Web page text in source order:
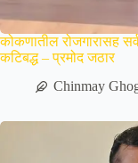
कोकणातील रोजगारासह
कटिबद्ध – प्रमोद जठार
Chinmay